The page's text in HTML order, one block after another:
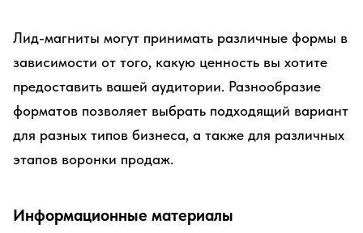
Лид-магниты могут принимать различные формы в
зависимости от того, какую ценность вы хотите
предоставить вашей аудитории. Разнообразие
форматов позволяет выбрать подходящий вариант
для разных типов бизнеса, а также для различных
этапов воронки продаж.
Информационные материалы